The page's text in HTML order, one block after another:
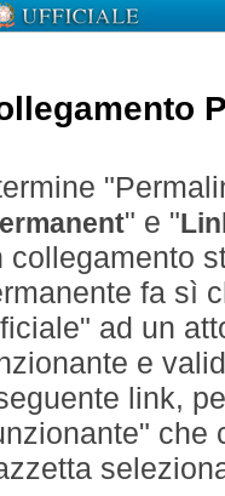
" e "
collegamento
fa sì
ad un
e
link,
che